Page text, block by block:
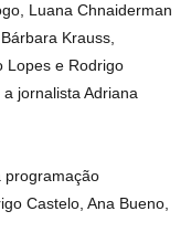
Luana Chnaiderman
Krauss,
Lopes e Rodrigo
jornalista Adriana
programação
Castelo, Ana Bueno,